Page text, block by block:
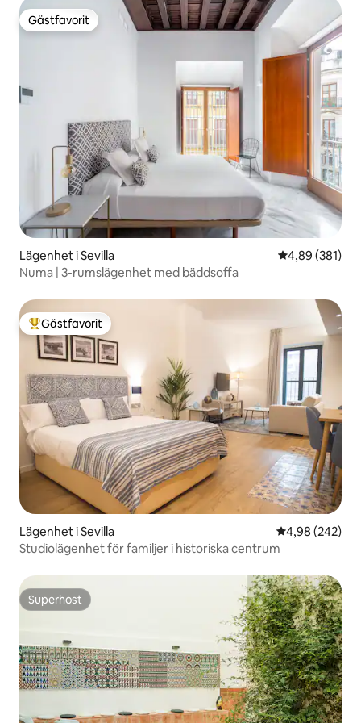
Gästfavorit
Gästfavorit
Lägenhet i Sevilla 4,89 av 5 i
4,89 (381)
Numa | 3-rumslägenhet med bäddsoffa
Populär gästfavorit
Gästfavorit
Lägenhet i Sevilla 4,98 av 5 i
4,98 (242)
Studiolägenhet för familjer i historiska centrum
Superhost
Superhost